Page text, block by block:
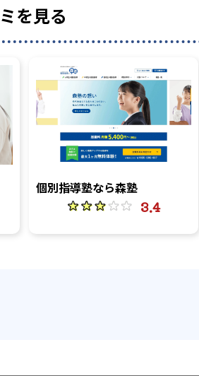
を見る
個別指導塾なら森塾
3.4